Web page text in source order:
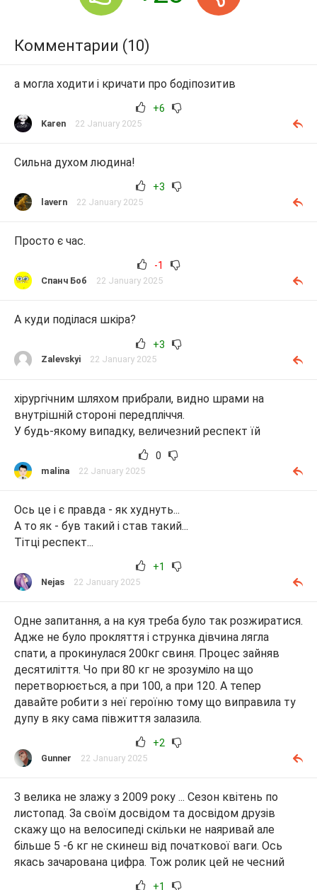
Комментарии (10)
а могла ходити і кричати про бодіпозитив
+6
Karen 22 January 2025
Сильна духом людина!
+3
lavern 22 January 2025
Просто є час.
-1
Спанч Боб 22 January 2025
А куди поділася шкіра?
+3
Zalevskyi 22 January 2025
хірургічним шляхом прибрали, видно шрами на
внутрішній стороні передпліччя.
У будь-якому випадку, величезний респект їй
0
malina 22 January 2025
Ось це і є правда - як худнуть...
А то як - був такий і став такий...
Тітці респект...
+1
Nejas 22 January 2025
Одне запитання, а на куя треба було так розжиратися.
Адже не було прокляття і струнка дівчина лягла
спати, а прокинулася 200кг свиня. Процес зайняв
десятиліття. Чо при 80 кг не зрозуміло на що
перетворюється, а при 100, а при 120. А тепер
давайте робити з неї героїню тому що виправила ту
дупу в яку сама півжиття залазила.
+2
Gunner 22 January 2025
З велика не злажу з 2009 року ... Сезон квітень по
листопад. За своїм досвідом та досвідом друзів
скажу що на велосипеді скільки не наяривай але
більше 5 -6 кг не скинеш від початкової ваги. Ось
якась зачарована цифра. Тож ролик цей не чесний
+1